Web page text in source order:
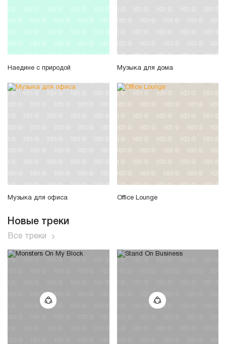
Наедине с природой Музыка для дома
Музыка для офиса Office Lounge
Новые треки
Все треки